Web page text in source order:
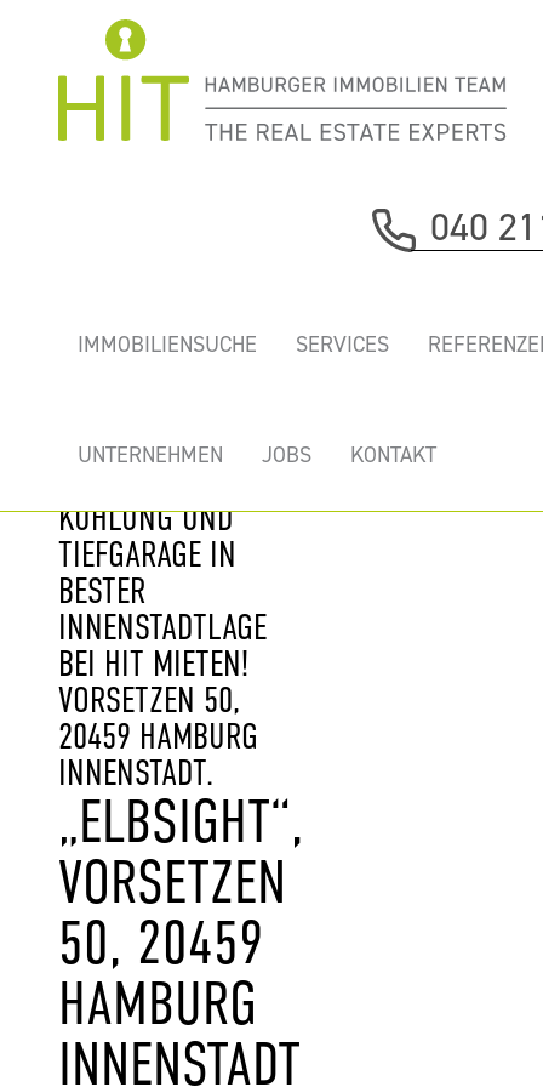
040
IMMOBILIENSUCHE SERVICES
UNTERNEHMEN JOBS KONTAKT
ELBSIGHT-
TRAUMHAFTEM
KÜHLUNG UND
TIEFGARAGE IN
BESTER
INNENSTADTLAGE
BEI HIT MIETEN!
VORSETZEN 50,
20459 HAMBURG
INNENSTADT.
„ELBSIGHT“,
VORSETZEN
50, 20459
HAMBURG
INNENSTADT